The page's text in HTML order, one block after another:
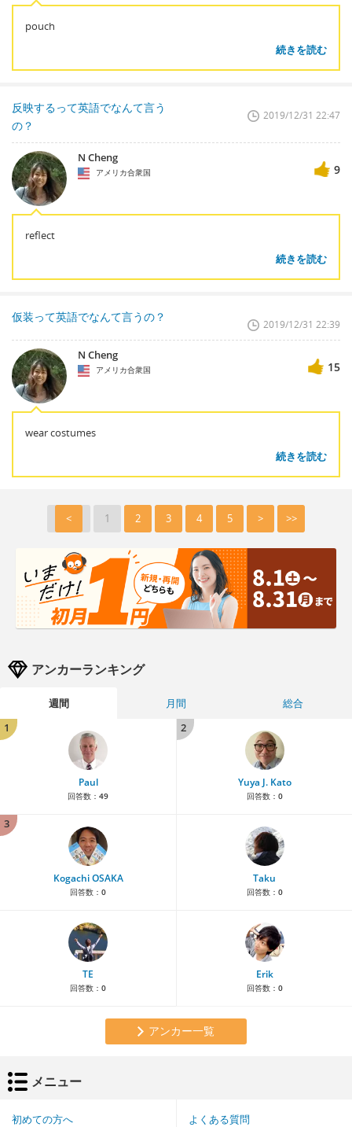
pouch
続きを読む
反映するって英語でなんて言う
の？
2019/12/31 22:47
N Cheng
アメリカ合衆国 9
reflect
続きを読む
仮装って英語でなんて言うの？
2019/12/31 22:39
N Cheng
アメリカ合衆国 15
wear costumes
続きを読む
< 1 2 3 4 5 > >>
アンカーランキング
週間 月間
総合
1
Paul
回答数： 49
2
Yuya J. Kato
回答数： 0
3
Kogachi OSAKA
回答数： 0
Taku
回答数： 0
TE
回答数： 0
Erik
回答数： 0
アンカー一覧
メニュー
初めての方へ よくある質問